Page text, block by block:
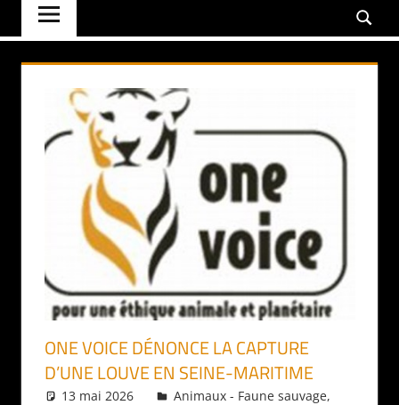
ONE VOICE DÉNONCE LA CAPTURE
D’UNE LOUVE EN SEINE-MARITIME
13 mai 2026 Daniel
Animaux - Faune sauvage,